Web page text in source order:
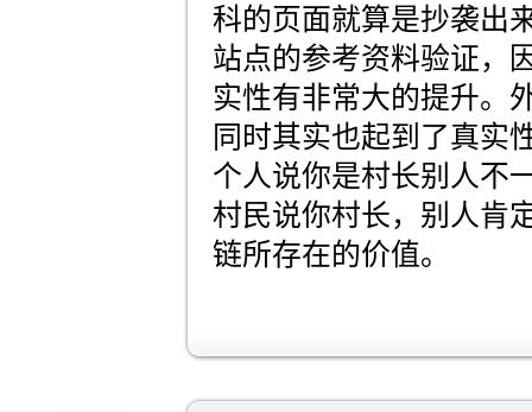
科的页面就算是抄袭出
站点的参考资料验证，
实性有非常大的提升。
同时其实也起到了真实
个人说你是村长别人不
村民说你村长，别人肯
链所存在的价值。